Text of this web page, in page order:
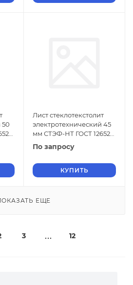
50
Лист стеклотекстолит
электротехнический 45
мм СТЭФ-НТ ГОСТ 12652-
74
По запросу
КУПИТЬ
ЕЩЕ
3 12